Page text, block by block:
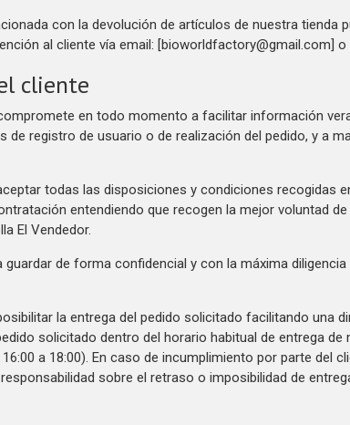
con la devolución de artículos de nuestra tienda
al cliente vía email: [bioworldfactory@gmail.com]
cliente
en todo momento a facilitar información
registro de usuario o de realización del pedido, y a
todas las disposiciones y condiciones recogidas
entendiendo que recogen la mejor voluntad
El Vendedor.
de forma confidencial y con la máxima
la entrega del pedido solicitado facilitando una
solicitado dentro del horario habitual de entrega de
a 18:00). En caso de incumplimiento por parte del
sobre el retraso o imposibilidad de